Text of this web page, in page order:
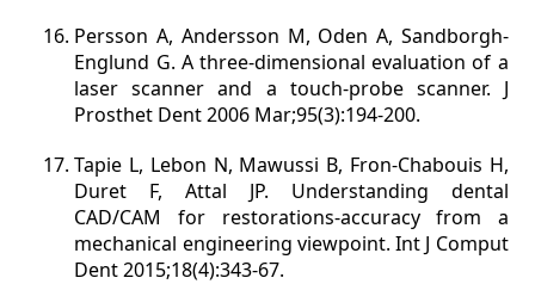
Persson A, Andersson M, Oden A, Sandborgh-
Englund G. A three-dimensional evaluation of a
laser scanner and a touch-probe scanner. J
Prosthet Dent 2006 Mar;95(3):194-200.
Tapie L, Lebon N, Mawussi B, Fron-Chabouis H,
Duret F, Attal JP. Understanding dental
CAD/CAM for restorations-accuracy from a
mechanical engineering viewpoint. Int J Comput
Dent 2015;18(4):343-67.